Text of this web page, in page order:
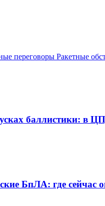
переговоры Ракетные
баллистики: в
БпЛА: где сейчас